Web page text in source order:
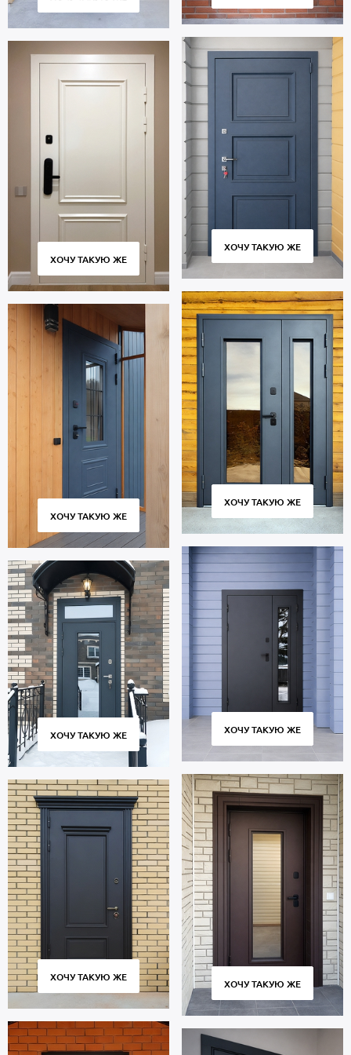
Стоимость указана за стандартный размер 2000х800 мм.
Гарантия 5 лет.
Позвоните в отдел продаж или оставьте заявку на сайте, чтобы
купить дверь по габаритам вашего проема. Бесплатный замер.
Быстрое изготовление. Доставка по Москве и Московской
области, установка «под ключ».
ХОЧУ ТАКУЮ ЖЕ
ХОЧУ ТАКУЮ ЖЕ
ХОЧУ ТАКУЮ ЖЕ
ХОЧУ ТАКУЮ ЖЕ
ХОЧУ ТАКУЮ ЖЕ
ХОЧУ ТАКУЮ ЖЕ
ХОЧУ ТАКУЮ ЖЕ
ХОЧУ ТАКУЮ ЖЕ